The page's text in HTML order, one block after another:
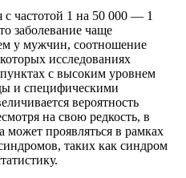
частотой 1 на 50 000 — 1
заболевание чаще
у мужчин, соотношение
исследованиях
с высоким уровнем
и специфическими
вероятность
на свою редкость, в
может проявляться в рамках
таких как синдром